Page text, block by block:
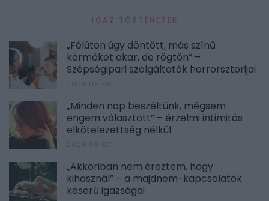
IGAZ TÖRTÉNETEK
„Félúton úgy döntött, más színű
körmöket akar, de rögtön” –
Szépségipari szolgáltatók horrorsztorijai
„Minden nap beszéltünk, mégsem
engem választott” – érzelmi intimitás
elkötelezettség nélkül
2026.08.07.
„Akkoriban nem éreztem, hogy
kihasznál” – a majdnem-kapcsolatok
keserű igazságai